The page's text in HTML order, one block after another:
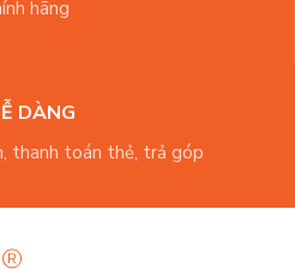
hãng
DÀNG
thanh toán thẻ, trả góp